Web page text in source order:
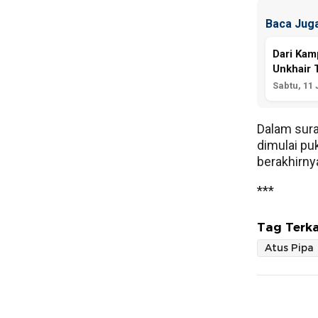
Baca
Dari
Unkhair
Sabtu, 11
Dalam
dimulai
***
Tag
Atus Pipa